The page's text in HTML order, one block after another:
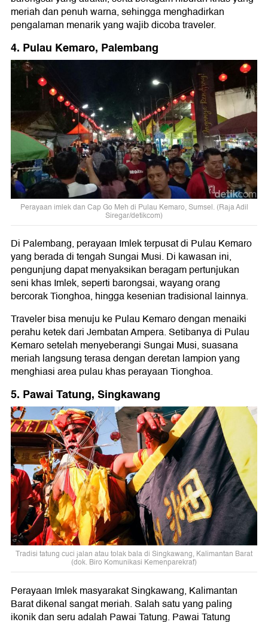
meriah dan penuh warna, sehingga menghadirkan
pengalaman menarik yang wajib dicoba traveler.
4. Pulau Kemaro, Palembang
Perayaan imlek dan Cap Go Meh di Pulau Kemaro, Sumsel. (Raja Adil
Siregar/detikcom)
Di Palembang, perayaan Imlek terpusat di Pulau Kemaro
yang berada di tengah Sungai Musi. Di kawasan ini,
pengunjung dapat menyaksikan beragam pertunjukan
seni khas Imlek, seperti barongsai, wayang orang
bercorak Tionghoa, hingga kesenian tradisional lainnya.
Traveler bisa menuju ke Pulau Kemaro dengan menaiki
perahu ketek dari Jembatan Ampera. Setibanya di Pulau
Kemaro setelah menyeberangi Sungai Musi, suasana
meriah langsung terasa dengan deretan lampion yang
menghiasi area pulau khas perayaan Tionghoa.
5. Pawai Tatung, Singkawang
Tradisi tatung cuci jalan atau tolak bala di Singkawang, Kalimantan Barat
(dok. Biro Komunikasi Kemenparekraf)
Perayaan Imlek masyarakat Singkawang, Kalimantan
Barat dikenal sangat meriah. Salah satu yang paling
ikonik dan seru adalah Pawai Tatung. Pawai Tatung